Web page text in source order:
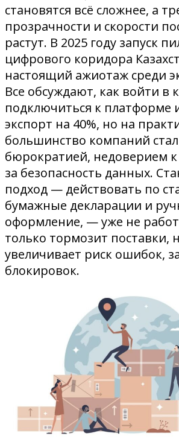
становятся всё сложнее, а
прозрачности и скорости
растут. В 2025 году запуск
цифрового коридора
настоящий ажиотаж среди
Все обсуждают, как войти в
подключиться к платформе
экспорт на 40%, но на
большинство компаний
бюрократией, недоверием
за безопасность данных.
подход — действовать по
бумажные декларации и
оформление, — уже не
только тормозит поставки,
увеличивает риск ошибок,
блокировок.